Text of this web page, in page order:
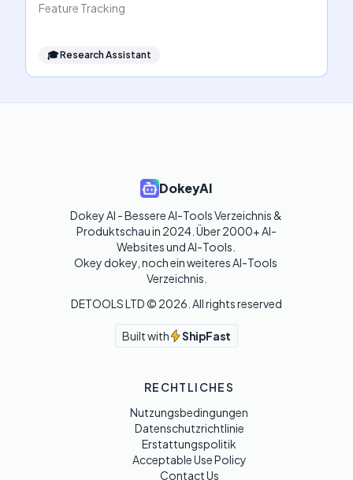
Feature Tracking
🎓Research Assistant
DokeyAI
Dokey AI - Bessere AI-Tools Verzeichnis &
Produktschau in 2024. Über 2000+ AI-
Websites und AI-Tools.
Okey dokey, noch ein weiteres AI-Tools
Verzeichnis.
DETOOLS LTD © 2026 . All rights reserved
Built with ShipFast
RECHTLICHES
Nutzungsbedingungen
Datenschutzrichtlinie
Erstattungspolitik
Acceptable Use Policy
Contact Us